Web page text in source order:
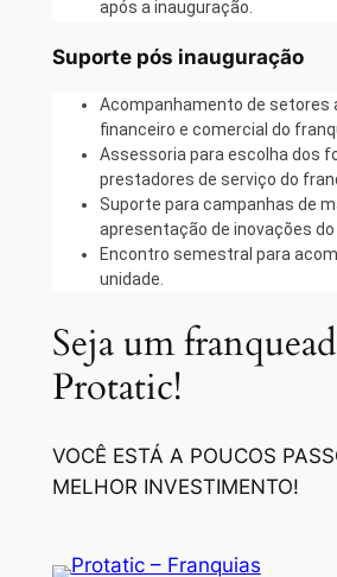
após a inauguração.
Suporte pós inauguração
Acompanhamento de setores
financeiro e comercial do
Assessoria para escolha dos
prestadores de serviço do
Suporte para campanhas de
apresentação de inovações
Encontro semestral para
unidade.
Seja um
Protatic!
VOCÊ ESTÁ A POUCOS
MELHOR INVESTIMENTO!